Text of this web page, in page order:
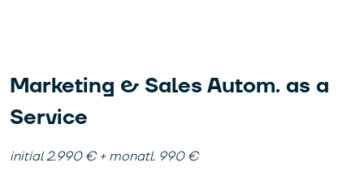
Marketing & Sales Autom. as a
Service
initial 2.990 € + monatl. 990 €